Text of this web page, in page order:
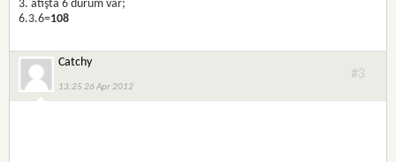
3. atışta 6 durum var;
6.3.6=108
Catchy
13:25 26 Apr 2012
#3